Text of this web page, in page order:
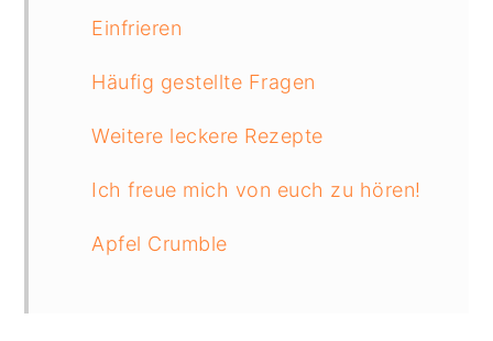
Einfrieren
Häufig gestellte Fragen
Weitere leckere Rezepte
Ich freue mich von euch zu hören!
Apfel Crumble